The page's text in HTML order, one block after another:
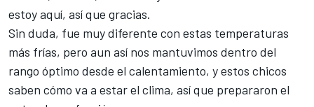
estoy aquí, así que gracias.
Sin duda, fue muy diferente con estas temperaturas
más frías, pero aun así nos mantuvimos dentro del
rango óptimo desde el calentamiento, y estos chicos
saben cómo va a estar el clima, así que prepararon el